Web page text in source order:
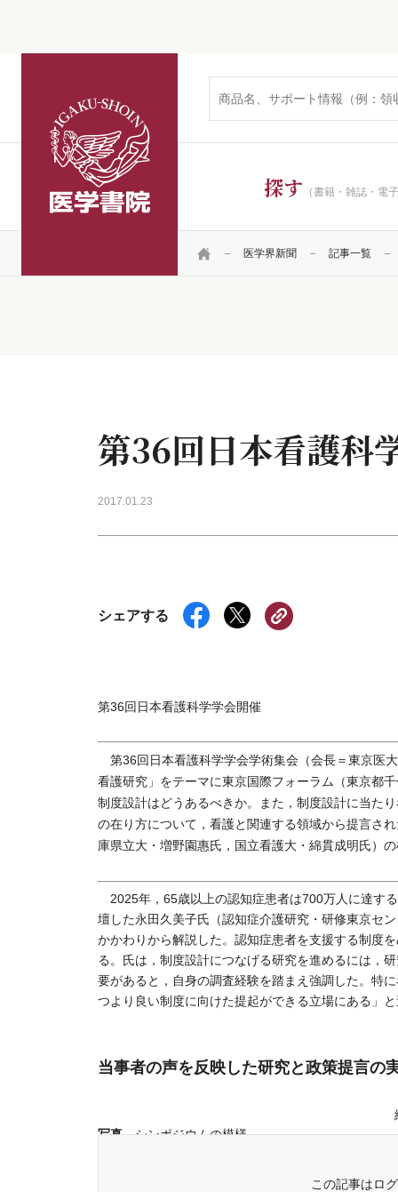
探す （書籍・雑誌・電
HOME 医学界新聞 記事一覧
第36回日本看護科
2017.01.23
シェアする
第36回日本看護科学学会開催
第36回日本看護科学学会学術集会（会長＝東京医
看護研究」をテーマに東京国際フォーラム（東京都
制度設計はどうあるべきか。また，制度設計に当た
の在り方について，看護と関連する領域から提言さ
庫県立大・増野園惠氏，国立看護大・綿貫成明氏）の
2025年，65歳以上の認知症患者は700万人に達す
壇した永田久美子氏（認知症介護研究・研修東京セ
かかわりから解説した。認知症患者を支援する制度
る。氏は，制度設計につなげる研究を進めるには，
要があると，自身の調査経験を踏まえ強調した。特
つより良い制度に向けた提起ができる立場にある」
当事者の声を反映した研究と政策提言の
写真シンポジウムの模様
この記事はロ